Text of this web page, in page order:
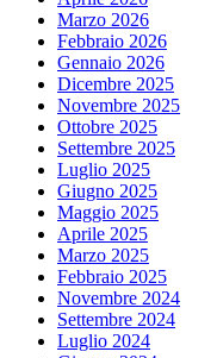
Marzo 2026
Febbraio 2026
Gennaio 2026
Dicembre 2025
Novembre 2025
Ottobre 2025
Settembre 2025
Luglio 2025
Giugno 2025
Maggio 2025
Aprile 2025
Marzo 2025
Febbraio 2025
Novembre 2024
Settembre 2024
Luglio 2024